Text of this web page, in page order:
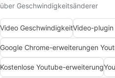
über Geschwindigkeitsänderer
Video GeschwindigkeitVideo-plugin
Google Chrome-erweiterungen
Kostenlose Youtube-erweiterung